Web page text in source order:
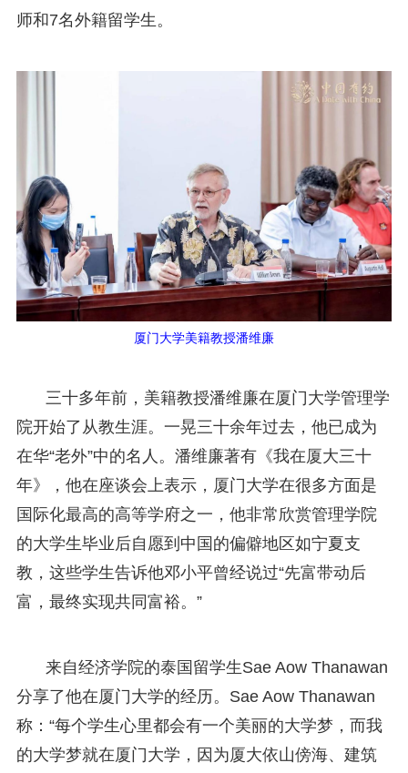
师和7名外籍留学生。
厦门大学美籍教授潘维廉
三十多年前，美籍教授潘维廉在厦门大学管理学
院开始了从教生涯。一晃三十余年过去，他已成为
在华“老外”中的名人。潘维廉著有《我在厦大三十
年》，他在座谈会上表示，厦门大学在很多方面是
国际化最高的高等学府之一，他非常欣赏管理学院
的大学生毕业后自愿到中国的偏僻地区如宁夏支
教，这些学生告诉他邓小平曾经说过“先富带动后
富，最终实现共同富裕。”
来自经济学院的泰国留学生Sae Aow Thanawan
分享了他在厦门大学的经历。Sae Aow Thanawan
称：“每个学生心里都会有一个美丽的大学梦，而我
的大学梦就在厦门大学，因为厦大依山傍海、建筑